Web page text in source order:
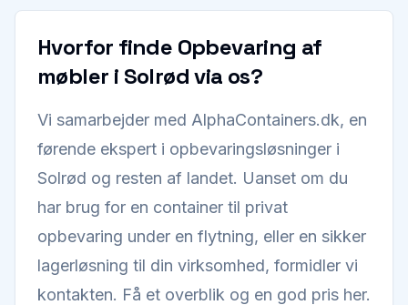
Hvorfor finde Opbevaring af
møbler i Solrød via os?
Vi samarbejder med AlphaContainers.dk, en
førende ekspert i opbevaringsløsninger i
Solrød og resten af landet. Uanset om du
har brug for en container til privat
opbevaring under en flytning, eller en sikker
lagerløsning til din virksomhed, formidler vi
kontakten. Få et overblik og en god pris her.